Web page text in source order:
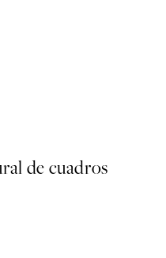
de cuadros